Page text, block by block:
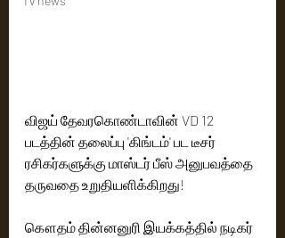
விஜய் தேவரகொண்டாவின் VD 12
படத்தின் தலைப்பு 'கிங்டம்' பட டீசர்
ரசிகர்களுக்கு மாஸ்டர் பீஸ் அனுபவத்தை
தருவதை உறுதியளிக்கிறது!
கௌதம் தின்னனுரி இயக்கத்தில் நடிகர்